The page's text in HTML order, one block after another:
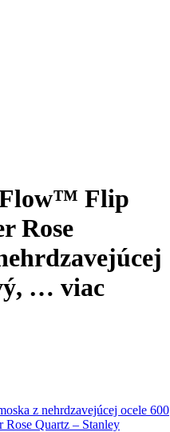
Flip
Rose
, … viac
z nehrdzavejúcej ocele 600
Quartz – Stanley